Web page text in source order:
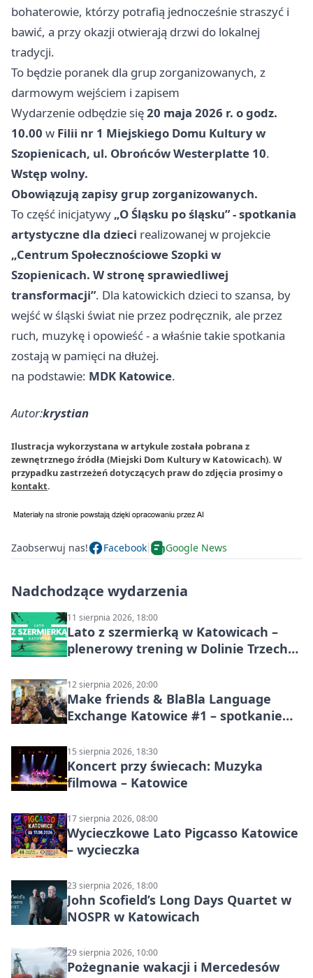
bohaterowie, którzy potrafią jednocześnie straszyć i
bawić, a przy okazji otwierają drzwi do lokalnej
tradycji.
To będzie poranek dla grup zorganizowanych, z
darmowym wejściem i zapisem
Wydarzenie odbędzie się20 maja 2026 r. o godz.
10.00 w Filii nr 1 Miejskiego Domu Kultury w
Szopienicach, ul. Obrońców Westerplatte 10.
Wstęp wolny.
Obowiązują zapisy grup zorganizowanych.
To część inicjatywy „O Śląsku po śląsku” - spotkania
artystyczne dla dzieci realizowanej w projekcie
„Centrum Społecznościowe Szopki w
Szopienicach. W stronę sprawiedliwej
transformacji”. Dla katowickich dzieci to szansa, by
wejść w śląski świat nie przez podręcznik, ale przez
ruch, muzykę i opowieść - a właśnie takie spotkania
zostają w pamięci na dłużej.
na podstawie: MDK Katowice.
Autor:krystian
Ilustracja wykorzystana w artykule została pobrana z
zewnętrznego źródła (Miejski Dom Kultury w Katowicach). W
przypadku zastrzeżeń dotyczących praw do zdjęcia prosimy o
kontakt.
Zaobserwuj nas! Facebook Google News
Nadchodzące wydarzenia
11 sierpnia 2026, 18:00
Lato z szermierką w Katowicach –
plenerowy trening w Dolinie Trzech
12 sierpnia 2026, 20:00
Make friends & BlaBla Language
Exchange Katowice #1 – spotkanie
15 sierpnia 2026, 18:30
Koncert przy świecach: Muzyka
filmowa – Katowice
17 sierpnia 2026, 08:00
Wycieczkowe Lato Pigcasso Katowice
– wycieczka
23 sierpnia 2026, 18:00
John Scofield’s Long Days Quartet w
NOSPR w Katowicach
29 sierpnia 2026, 10:00
Pożegnanie wakacji i Mercedesów